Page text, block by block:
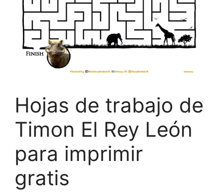
Hojas de trabajo de
Timon El Rey León
para imprimir
gratis